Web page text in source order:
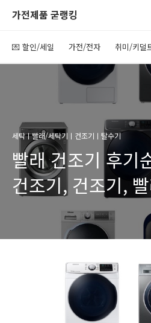
가전제품 굳랭킹
💌 할인/세일 가전/전자 취미/키덜
세탁ㅣ빨래/세탁기ㅣ건조기ㅣ탈수기
빨래 건조기 후기
건조기, 건조기,
건조기, 삼성건조
엘지건조기, 대우
대우건조기, 중소